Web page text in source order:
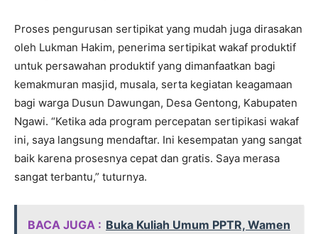
Proses pengurusan sertipikat yang mudah juga dirasakan
oleh Lukman Hakim, penerima sertipikat wakaf produktif
untuk persawahan produktif yang dimanfaatkan bagi
kemakmuran masjid, musala, serta kegiatan keagamaan
bagi warga Dusun Dawungan, Desa Gentong, Kabupaten
Ngawi. “Ketika ada program percepatan sertipikasi wakaf
ini, saya langsung mendaftar. Ini kesempatan yang sangat
baik karena prosesnya cepat dan gratis. Saya merasa
sangat terbantu,” tuturnya.
BACA JUGA : Buka Kuliah Umum PPTR, Wamen